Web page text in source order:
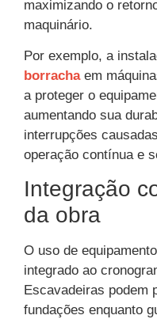
maximizando o
maquinário.
Por exemplo, a
borrachaem
a proteger o
aumentando sua
interrupções
operação contínua e
Integração
da obra
O uso de
integrado ao
Escavadeiras podem
fundações enquanto